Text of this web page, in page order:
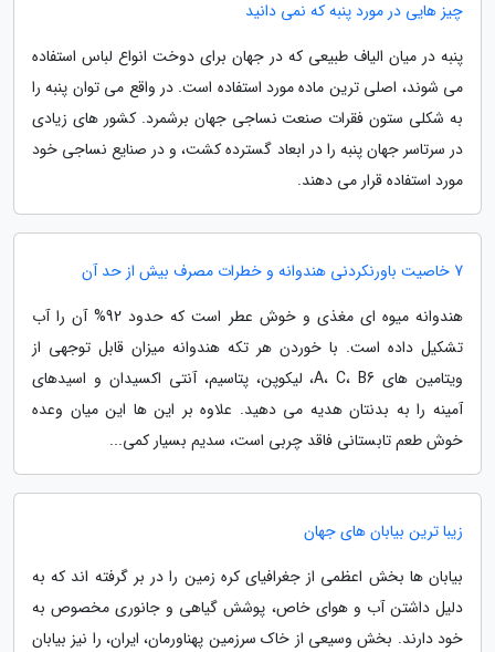
چیز هایی در مورد پنبه که نمی دانید
پنبه در میان الیاف طبیعی که در جهان برای دوخت انواع لباس استفاده
می شوند، اصلی ترین ماده مورد استفاده است. در واقع می توان پنبه را
به شکلی ستون فقرات صنعت نساجی جهان برشمرد. کشور های زیادی
در سرتاسر جهان پنبه را در ابعاد گسترده کشت، و در صنایع نساجی خود
مورد استفاده قرار می دهند.
7 خاصیت باورنکردنی هندوانه و خطرات مصرف بیش از حد آن
هندوانه میوه ای مغذی و خوش عطر است که حدود 92% آن را آب
تشکیل داده است. با خوردن هر تکه هندوانه میزان قابل توجهی از
ویتامین های A، C، B6، لیکوپن، پتاسیم، آنتی اکسیدان و اسیدهای
آمینه را به بدنتان هدیه می دهید. علاوه بر این ها این میان وعده
خوش طعم تابستانی فاقد چربی است، سدیم بسیار کمی...
زیبا ترین بیابان های جهان
بیابان ها بخش اعظمی از جغرافیای کره زمین را در بر گرفته اند که به
دلیل داشتن آب و هوای خاص، پوشش گیاهی و جانوری مخصوص به
خود دارند. بخش وسیعی از خاک سرزمین پهناورمان، ایران، را نیز بیابان